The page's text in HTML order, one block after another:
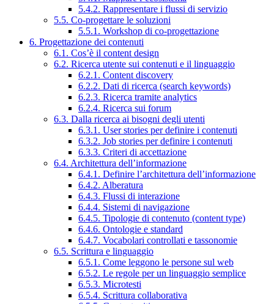
5.4.2. Rappresentare i flussi di servizio
5.5. Co-progettare le soluzioni
5.5.1. Workshop di co-progettazione
6. Progettazione dei contenuti
6.1. Cos’è il content design
6.2. Ricerca utente sui contenuti e il linguaggio
6.2.1. Content discovery
6.2.2. Dati di ricerca (search keywords)
6.2.3. Ricerca tramite analytics
6.2.4. Ricerca sui forum
6.3. Dalla ricerca ai bisogni degli utenti
6.3.1. User stories per definire i contenuti
6.3.2. Job stories per definire i contenuti
6.3.3. Criteri di accettazione
6.4. Architettura dell’informazione
6.4.1. Definire l’architettura dell’informazione
6.4.2. Alberatura
6.4.3. Flussi di interazione
6.4.4. Sistemi di navigazione
6.4.5. Tipologie di contenuto (content type)
6.4.6. Ontologie e standard
6.4.7. Vocabolari controllati e tassonomie
6.5. Scrittura e linguaggio
6.5.1. Come leggono le persone sul web
6.5.2. Le regole per un linguaggio semplice
6.5.3. Microtesti
6.5.4. Scrittura collaborativa